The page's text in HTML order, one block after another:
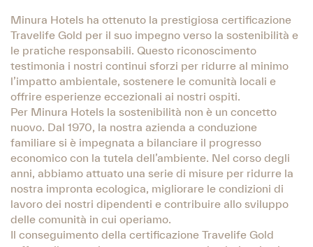
Minura Hotels ha ottenuto la prestigiosa certificazione
Travelife Gold per il suo impegno verso la sostenibilità e
le pratiche responsabili. Questo riconoscimento
testimonia i nostri continui sforzi per ridurre al minimo
l’impatto ambientale, sostenere le comunità locali e
offrire esperienze eccezionali ai nostri ospiti.
Per Minura Hotels la sostenibilità non è un concetto
nuovo. Dal 1970, la nostra azienda a conduzione
familiare si è impegnata a bilanciare il progresso
economico con la tutela dell’ambiente. Nel corso degli
anni, abbiamo attuato una serie di misure per ridurre la
nostra impronta ecologica, migliorare le condizioni di
lavoro dei nostri dipendenti e contribuire allo sviluppo
delle comunità in cui operiamo.
Il conseguimento della certificazione Travelife Gold